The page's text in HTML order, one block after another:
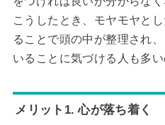
こうしたとき、モヤモヤと
ることで頭の中が整理され
いることに気づける人も多い
メリット1. 心が落ち着く